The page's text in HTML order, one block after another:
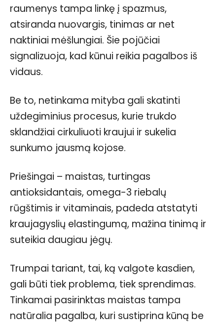
raumenys tampa linkę į spazmus,
atsiranda nuovargis, tinimas ar net
naktiniai mėšlungiai. Šie pojūčiai
signalizuoja, kad kūnui reikia pagalbos iš
vidaus.
Be to, netinkama mityba gali skatinti
uždegiminius procesus, kurie trukdo
sklandžiai cirkuliuoti kraujui ir sukelia
sunkumo jausmą kojose.
Priešingai – maistas, turtingas
antioksidantais, omega-3 riebalų
rūgštimis ir vitaminais, padeda atstatyti
kraujagyslių elastingumą, mažina tinimą ir
suteikia daugiau jėgų.
Trumpai tariant, tai, ką valgote kasdien,
gali būti tiek problema, tiek sprendimas.
Tinkamai pasirinktas maistas tampa
natūralia pagalba, kuri sustiprina kūną be